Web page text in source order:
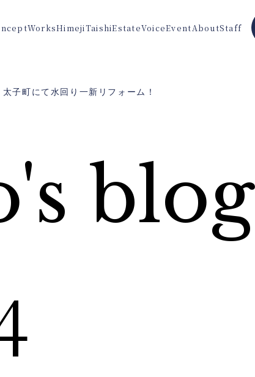
WorksHimejiTaishiEstateVoiceEventAboutStaff
子町にて水回り一新リフォーム！
blog